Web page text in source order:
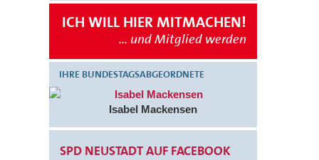
ICH WILL HIER MITMACHEN!
... und Mitglied werden
IHRE BUNDESTAGSABGEORDNETE
Isabel Mackensen
SPD NEUSTADT AUF FACEBOOK